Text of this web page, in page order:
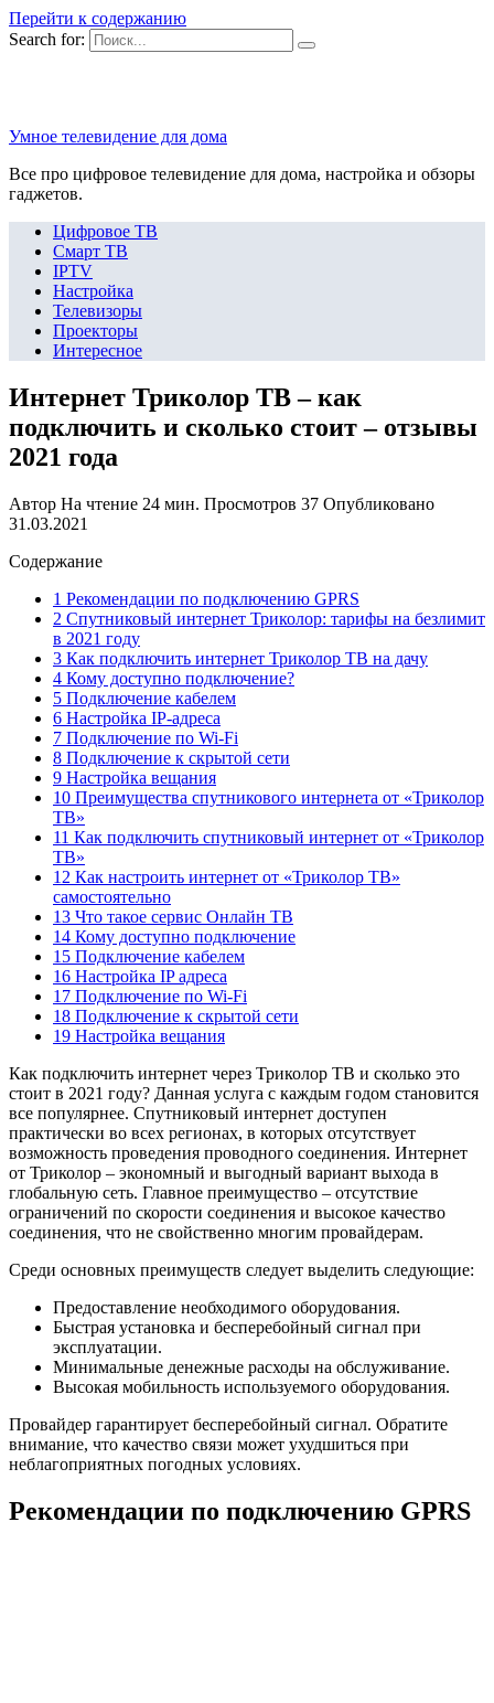
Перейти к содержанию
Search for:
Умное телевидение для дома
Все про цифровое телевидение для дома, настройка и обзоры
гаджетов.
Цифровое ТВ
Смарт ТВ
IPTV
Настройка
Телевизоры
Проекторы
Интересное
Интернет Триколор ТВ – как
подключить и сколько стоит – отзывы
2021 года
Автор На чтение 24 мин. Просмотров 37 Опубликовано
31.03.2021
Содержание
1 Рекомендации по подключению GPRS
2 Спутниковый интернет Триколор: тарифы на безлимит
в 2021 году
3 Как подключить интернет Триколор ТВ на дачу
4 Кому доступно подключение?
5 Подключение кабелем
6 Настройка IP-адреса
7 Подключение по Wi-Fi
8 Подключение к скрытой сети
9 Настройка вещания
10 Преимущества спутникового интернета от «Триколор
ТВ»
11 Как подключить спутниковый интернет от «Триколор
ТВ»
12 Как настроить интернет от «Триколор ТВ»
самостоятельно
13 Что такое сервис Онлайн ТВ
14 Кому доступно подключение
15 Подключение кабелем
16 Настройка IP адреса
17 Подключение по Wi-Fi
18 Подключение к скрытой сети
19 Настройка вещания
Как подключить интернет через Триколор ТВ и сколько это
стоит в 2021 году? Данная услуга с каждым годом становится
все популярнее. Спутниковый интернет доступен
практически во всех регионах, в которых отсутствует
возможность проведения проводного соединения. Интернет
от Триколор – экономный и выгодный вариант выхода в
глобальную сеть. Главное преимущество – отсутствие
ограничений по скорости соединения и высокое качество
соединения, что не свойственно многим провайдерам.
Среди основных преимуществ следует выделить следующие:
Предоставление необходимого оборудования.
Быстрая установка и бесперебойный сигнал при
эксплуатации.
Минимальные денежные расходы на обслуживание.
Высокая мобильность используемого оборудования.
Провайдер гарантирует бесперебойный сигнал. Обратите
внимание, что качество связи может ухудшиться при
неблагоприятных погодных условиях.
Рекомендации по подключению GPRS